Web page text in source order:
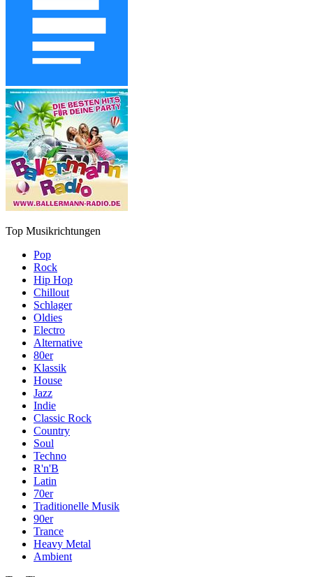
Top Musikrichtungen
Pop
Rock
Hip Hop
Chillout
Schlager
Oldies
Electro
Alternative
80er
Klassik
House
Jazz
Indie
Classic Rock
Country
Soul
Techno
R'n'B
Latin
70er
Traditionelle Musik
90er
Trance
Heavy Metal
Ambient